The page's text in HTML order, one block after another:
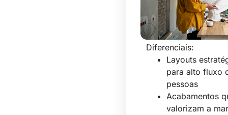
negócios, desde
escritórios até
empreendimentos.
Diferenciais:
Layouts
para alto fluxo
pessoas
Acabamentos
valorizam a